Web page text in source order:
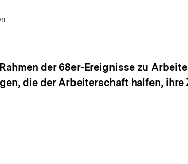
der 68er-Ereignisse zu
die der Arbeiterschaft halfen, ihre